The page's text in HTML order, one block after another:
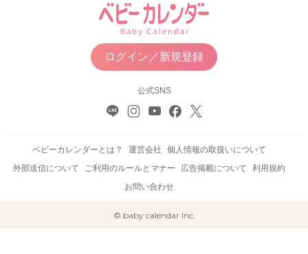
ログイン／新規登録
公式SNS
ベビーカレンダーとは？ 運営会社
個人情報の取扱いについて
外部送信について
ご利用のルールとマナー 広告掲載について
利用規約
お問い合わせ
© baby calendar Inc.